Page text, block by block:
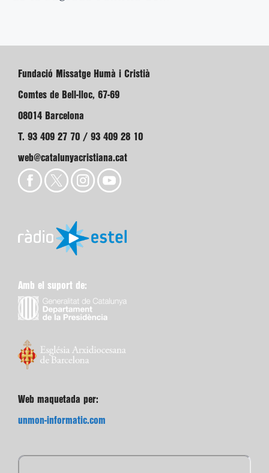
Fundació Missatge Humà i Cristià
Comtes de Bell-lloc, 67-69
08014 Barcelona
T. 93 409 27 70 / 93 409 28 10
web@catalunyacristiana.cat
Amb el suport de:
Web maquetada per:
unmon-informatic.com